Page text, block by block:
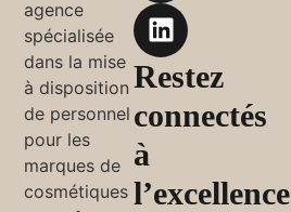
Restez
connectés
à
l’excellence